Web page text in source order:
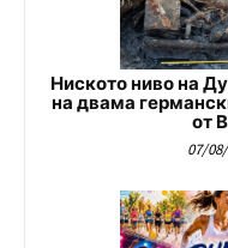
Ниското ниво на
на двама
от
07/